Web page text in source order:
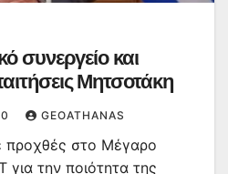
συνεργείο και
Μητσοτάκη
GEOATHANAS
προχθές στο Μέγαρο
την ποιότητα της